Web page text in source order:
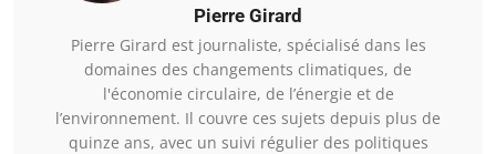
Pierre Girard
Pierre Girard est journaliste, spécialisé dans les
domaines des changements climatiques, de
l'économie circulaire, de l’énergie et de
l’environnement. Il couvre ces sujets depuis plus de
quinze ans, avec un suivi régulier des politiques